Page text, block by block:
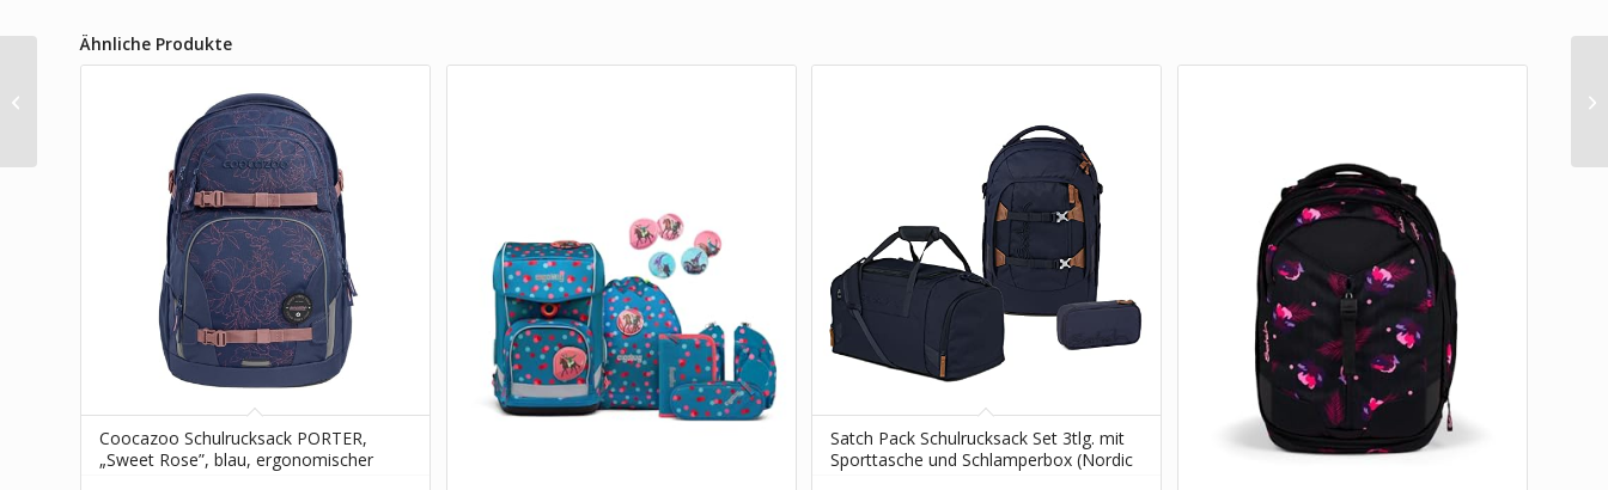
Ähnliche Produkte
Coocazoo Schulrucksack PORTER,
„Sweet Rose”, blau, ergonomischer
Satch Pack Schulrucksack Set 3tlg. mit
Sporttasche und Schlamperbox (Nordic